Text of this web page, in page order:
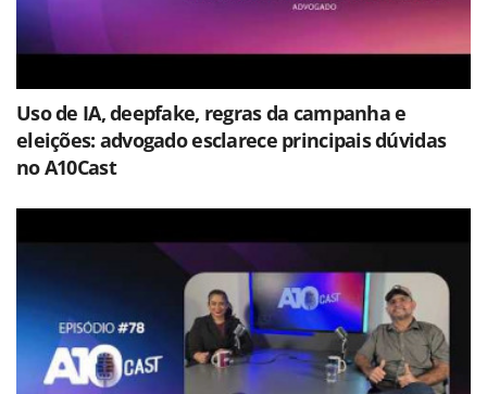
Uso de IA, deepfake, regras da campanha e
eleições: advogado esclarece principais dúvidas
no A10Cast